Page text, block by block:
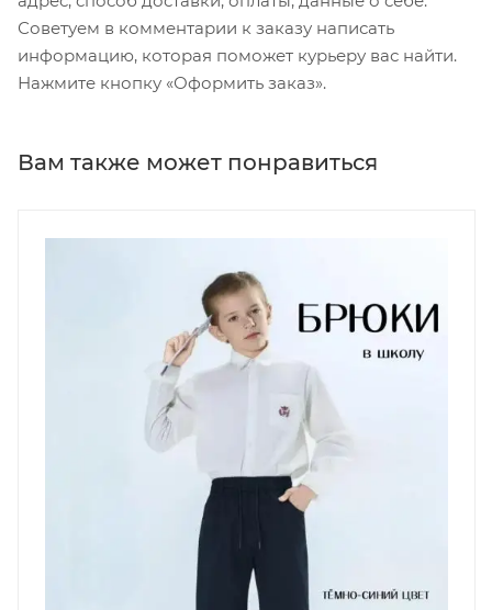
Советуем в комментарии к заказу написать
информацию, которая поможет курьеру вас найти.
Нажмите кнопку «Оформить заказ».
Вам также может понравиться